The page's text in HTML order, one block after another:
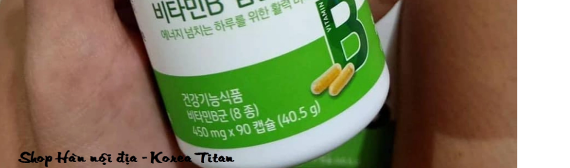
V
ITAMIN C TRÁI CÂY TƯƠI HÀM LƯỢNG CAO 2.000 MG CHỐNG OXY HOÁ BẢO VỆ TẾ BÀO, TĂNG HẤP THU SẮT, TĂNG SỨC ĐỀ KHÁNG, NGĂN NGỪA CẢM CÚM, GIÚP TỔNG HỢP COLLAGEN LÀM ĐẸP DA - ATOMY VITA MEGA COLOR VITAMIN C - 2.000MG - 애터미 비타메가컬러 비타민C - 2.000MG - АТОМИ ВИТА МЕГАКОЛОР ВИТАМИН С – 2000 МГ
COLLAGEN CHIẾT XUẤT TỪ CÁ CÓ TRỌNG LƯỢNG PHÂN TỬ THẤP 512DA RẤT DỄ HẤP THU GIÚP ĐẸP DA SẢN PHẨM UỐNG ĐẸP DA, NGĂN NGỪA LÃO HOÁ DA (25ML X 14 ỐNG) - ATOMY INNER COLLAGEN - 애터미 이너콜라겐 - АТОМИ ВНУТРЕННИЙ КОЛЛАГЕН
1.019.000₫
369.000₫